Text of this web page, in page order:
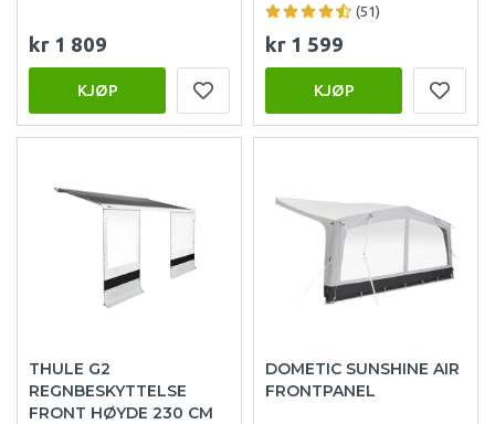
kr 1 809
KJØP
(51)
kr 1 599
KJØP
THULE G2
REGNBESKYTTELSE
FRONT HØYDE 230 CM
DOMETIC SUNSHINE AIR
FRONTPANEL